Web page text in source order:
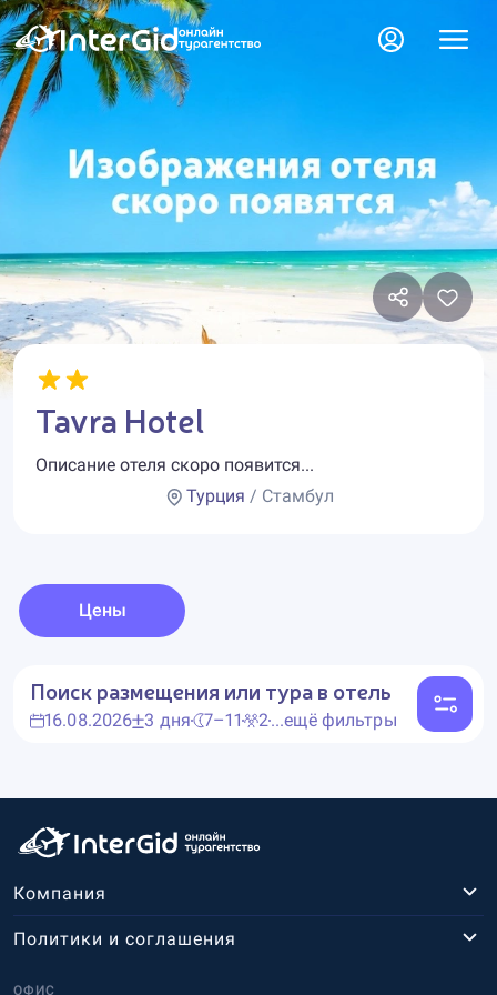
Tavra Hotel
Описание отеля скоро появится...
Турция / Стамбул
Цены
Поиск размещения или тура в отель
16.08.2026 3 дня 7–11 2...ещё фильтры
Компания
ОФИС
Политики и соглашения